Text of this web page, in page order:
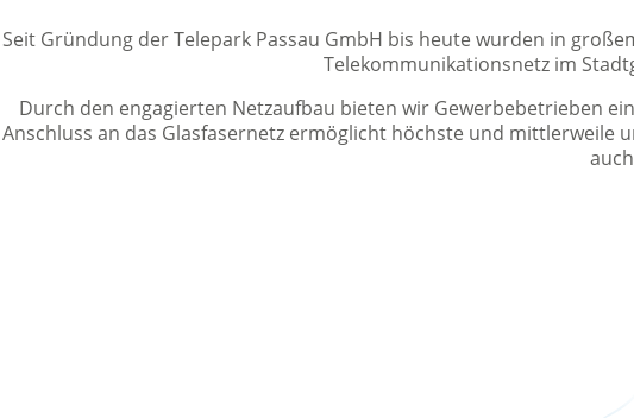
Seit Gründung der Telepark Passau GmbH bis heute wurden in
Telekommunikationsnetz im
Durch den engagierten Netzaufbau bieten wir Gewerbebetrieben
Anschluss an das Glasfasernetz ermöglicht höchste und